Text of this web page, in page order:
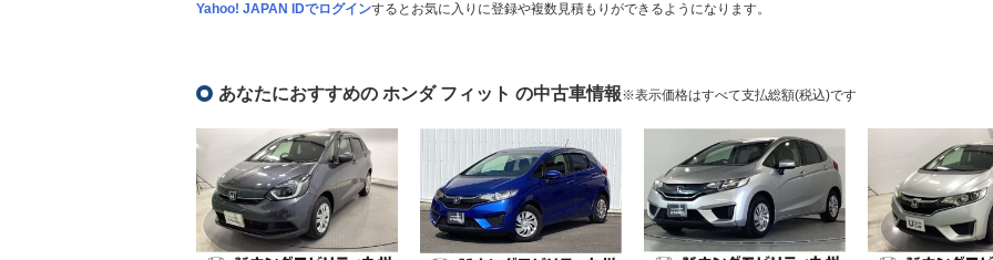
Yahoo! JAPAN IDでログインするとお気に入りに登録や複数見積もりができるようになります。
あなたにおすすめの ホンダ フィット の中古車情報※表示価格はすべて支払総額(税込)です